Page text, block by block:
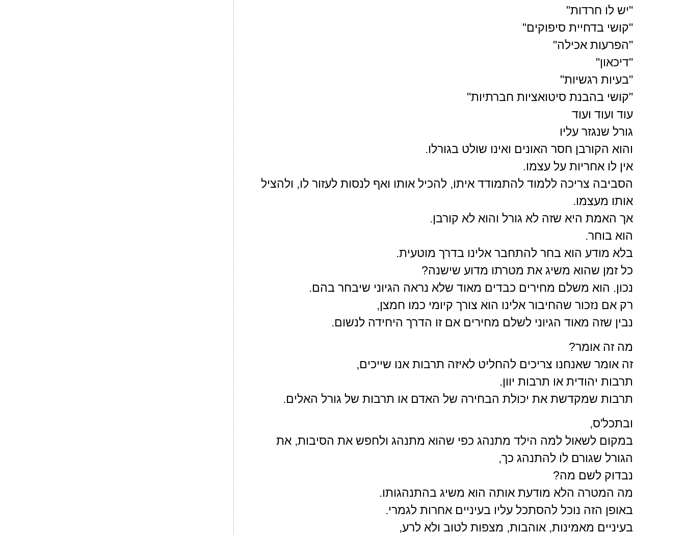
"יש לו חרדות"
"קושי בדחיית סיפוקים"
"הפרעות אכילה"
"דיכאון"
"בעיות רגשיות"
"קושי בהבנת סיטואציות חברתיות"
עוד ועוד ועוד
גורל שנגזר עליו
והוא הקורבן חסר האונים ואינו שולט בגורלו.
אין לו אחריות על עצמו.
הסביבה צריכה ללמוד להתמודד איתו, להכיל אותו ואף לנסות לעזור לו, ולהציל
אותו מעצמו.
אך האמת היא שזה לא גורל והוא לא קורבן.
הוא בוחר.
בלא מודע הוא בחר להתחבר אלינו בדרך מוטעית.
כל זמן שהוא משיג את מטרתו מדוע שישנה?
נכון. הוא משלם מחירים כבדים מאוד שלא נראה הגיוני שיבחר בהם.
רק אם נזכור שהחיבור אלינו הוא צורך קיומי כמו חמצן,
נבין שזה מאוד הגיוני לשלם מחירים אם זו הדרך היחידה לנשום.
מה זה אומר?
זה אומר שאנחנו צריכים להחליט לאיזה תרבות אנו שייכים,
תרבות יהודית או תרבות יוון.
תרבות שמקדשת את יכולת הבחירה של האדם או תרבות של גורל האלים.
ובתכל'ס,
במקום לשאול למה הילד מתנהג כפי שהוא מתנהג ולחפש את הסיבות, את
הגורל שגורם לו להתנהג כך,
נבדוק לשם מה?
מה המטרה הלא מודעת אותה הוא משיג בהתנהגותו.
באופן הזה נוכל להסתכל עליו בעיניים אחרות לגמרי.
בעיניים מאמינות, אוהבות, מצפות לטוב ולא לרע,